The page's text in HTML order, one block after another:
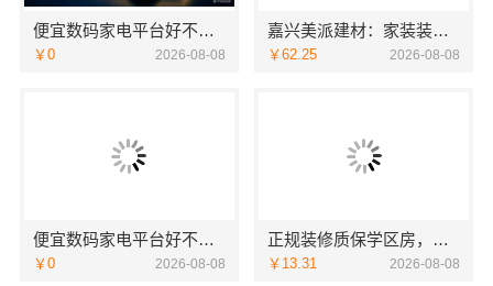
便宜数码家电平台好不好湖北省惠物电子商务有限公司
￥0 2026-08-08
嘉兴美派建材：家装装修环保材料靠谱商家推荐
￥62.25 2026-08-08
便宜数码家电平台好不好：湖北省惠物电子商务有限公司
￥0 2026-08-08
正规装修质保学区房，浙江臻美新型建材有限公司保障孩子未来
￥13.31 2026-08-08